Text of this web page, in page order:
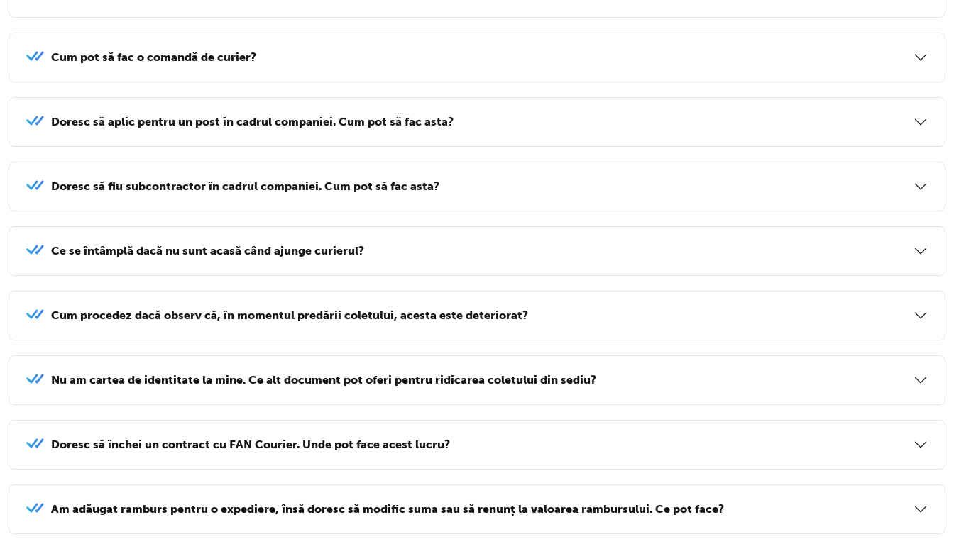
Cum pot să fac o comandă de curier?
Doresc să aplic pentru un post în cadrul companiei. Cum pot să fac asta?
Doresc să fiu subcontractor în cadrul companiei. Cum pot să fac asta?
Ce se întâmplă dacă nu sunt acasă când ajunge curierul?
Cum procedez dacă observ că, în momentul predării coletului, acesta este deteriorat?
Nu am cartea de identitate la mine. Ce alt document pot oferi pentru ridicarea coletului din sediu?
Doresc să închei un contract cu FAN Courier. Unde pot face acest lucru?
Am adăugat ramburs pentru o expediere, însă doresc să modific suma sau să renunț la valoarea rambursului. Ce pot face?